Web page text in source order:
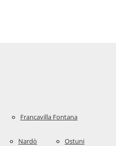
Francavilla Fontana
Nardò Ostuni